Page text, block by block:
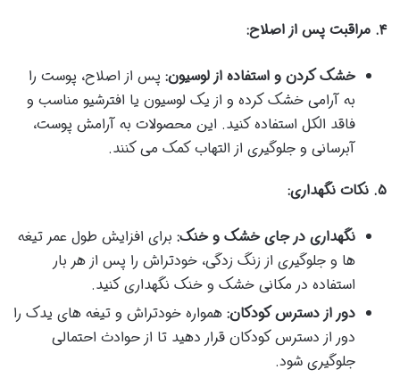
۴. مراقبت پس از اصلاح:
خشک کردن و استفاده از لوسیون: پس از اصلاح، پوست را
به آرامی خشک کرده و از یک لوسیون یا افترشیو مناسب و
فاقد الکل استفاده کنید. این محصولات به آرامش پوست،
آبرسانی و جلوگیری از التهاب کمک می کنند.
۵. نکات نگهداری:
نگهداری در جای خشک و خنک: برای افزایش طول عمر تیغه
ها و جلوگیری از زنگ زدگی، خودتراش را پس از هر بار
استفاده در مکانی خشک و خنک نگهداری کنید.
دور از دسترس کودکان: همواره خودتراش و تیغه های یدک را
دور از دسترس کودکان قرار دهید تا از حوادث احتمالی
جلوگیری شود.